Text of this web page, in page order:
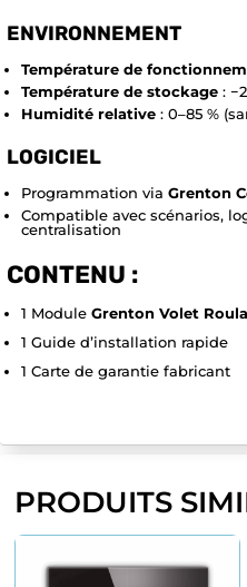
ENVIRONNEMENT
Température de
Température de stockage :
Humidité relative : 0–85 %
LOGICIEL
Programmation via Grenton
Compatible avec scénarios,
centralisation
CONTENU :
1 Module Grenton Volet
1 Guide d’installation rapide
1 Carte de garantie fabricant
PRODUITS